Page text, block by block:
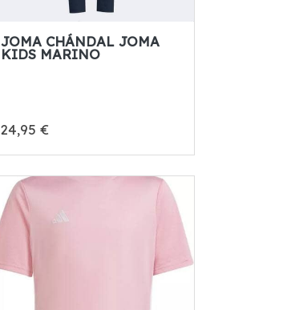
JOMA CHÁNDAL JOMA
KIDS MARINO
24,95 €